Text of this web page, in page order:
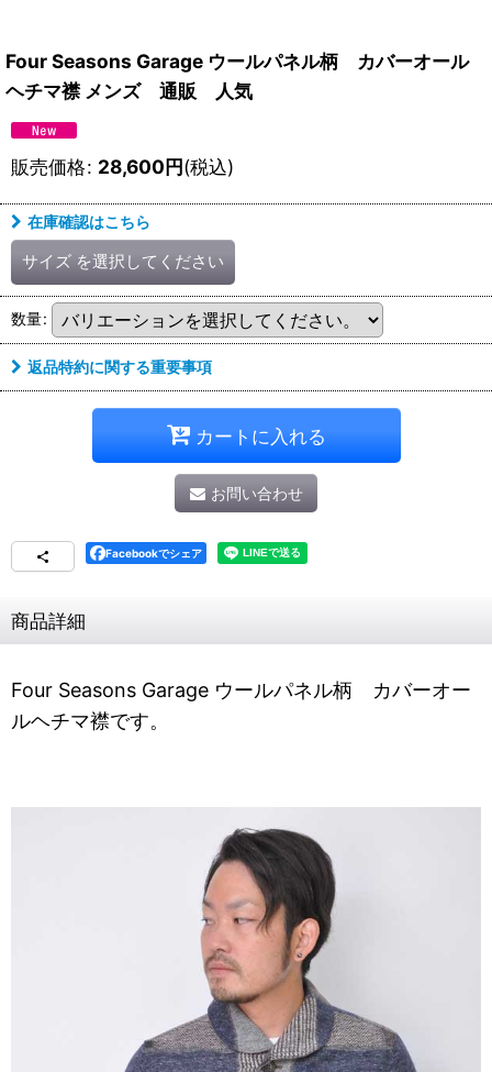
Four Seasons Garage ウールパネル柄 カバーオール
ヘチマ襟 メンズ 通販 人気
販売価格: 28,600円(税込)
在庫確認はこちら
サイズ を選択してください
数量:
返品特約に関する重要事項
カートに入れる
お問い合わせ
Facebookでシェア
商品詳細
Four Seasons Garage ウールパネル柄 カバーオー
ルヘチマ襟です。